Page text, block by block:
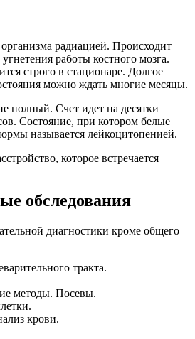
радиацией. Происходит
работы костного мозга.
строго в стационаре. Долгое
можно ждать многие месяцы.
полный. Счет идет на десятки
Состояние, при котором белые
называется лейкоцитопенией.
которое встречается
обследования
диагностики кроме общего
тракта.
методы. Посевы.
крови.